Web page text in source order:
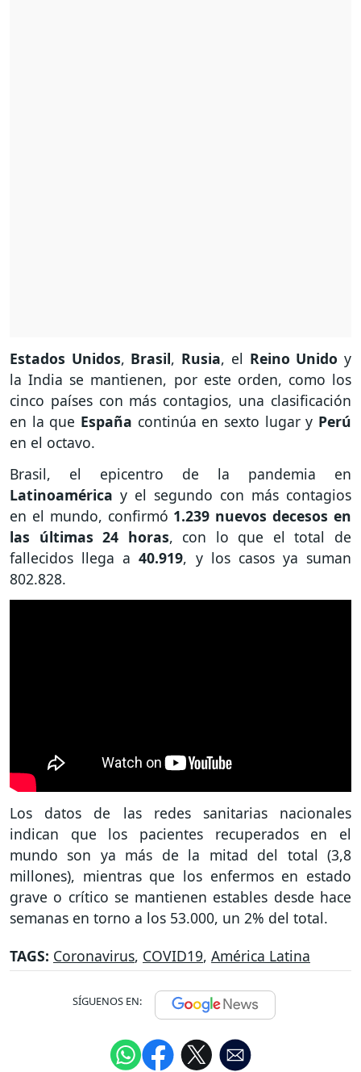
Estados Unidos, Brasil, Rusia, el Reino Unidoy
la India se mantienen, por este orden, como los
cinco países con más contagios, una clasificación
en la que España continúa en sexto lugar y Perú
en el octavo.
Brasil, el epicentro de la pandemia en
Latinoamérica y el segundo con más contagios
en el mundo, confirmó 1.239 nuevos decesos en
las últimas 24 horas, con lo que el total de
fallecidos llega a 40.919, y los casos ya suman
802.828.
Los datos de las redes sanitarias nacionales
indican que los pacientes recuperados en el
mundo son ya más de la mitad del total (3,8
millones), mientras que los enfermos en estado
grave o crítico se mantienen estables desde hace
semanas en torno a los 53.000, un 2% del total.
TAGS: Coronavirus, COVID19, América Latina
SÍGUENOS EN: